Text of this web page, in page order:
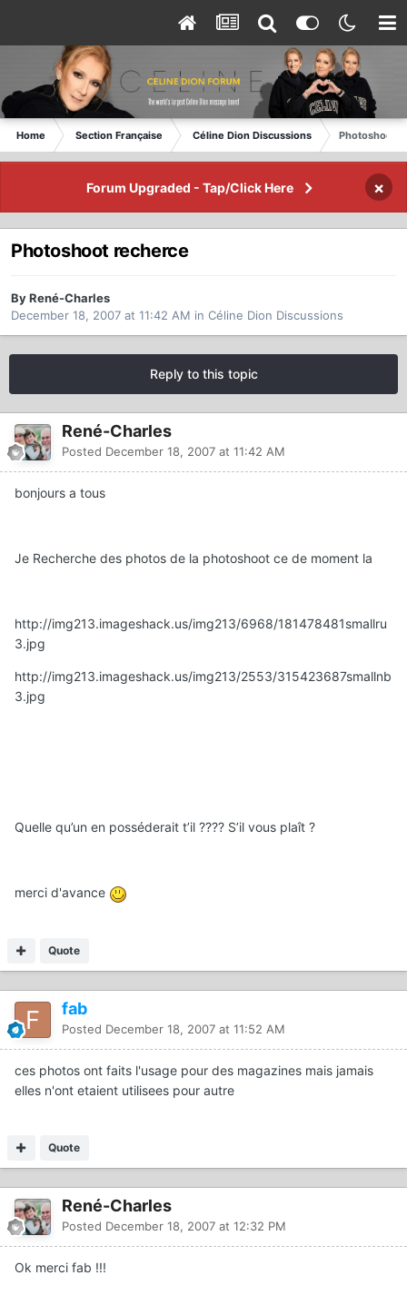
Home Section Française Céline Dion Discussions Photoshoot
Forum Upgraded - Tap/Click Here ×
Photoshoot recherce
By René-Charles
December 18, 2007 at 11:42 AM in Céline Dion Discussions
Reply to this topic
René-Charles
Posted December 18, 2007 at 11:42 AM
bonjours a tous
Je Recherche des photos de la photoshoot ce de moment la
http://img213.imageshack.us/img213/6968/181478481smallru
3.jpg
http://img213.imageshack.us/img213/2553/315423687smallnb
3.jpg
Quelle qu’un en posséderait t’il ???? S’il vous plaît ?
merci d'avance
Quote
fab
Posted December 18, 2007 at 11:52 AM
ces photos ont faits l'usage pour des magazines mais jamais
elles n'ont etaient utilisees pour autre
Quote
René-Charles
Posted December 18, 2007 at 12:32 PM
Ok merci fab !!!